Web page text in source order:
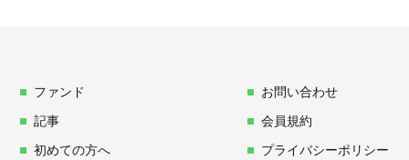
ファンド
記事
初めての方へ
お問い合わせ
会員規約
プライバシーポリシー